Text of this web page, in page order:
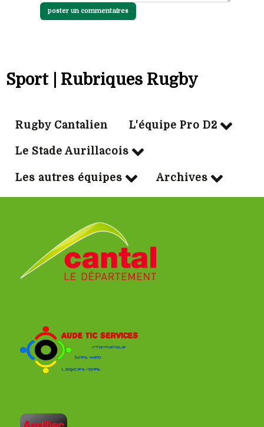
poster un commentaires
Sport | Rubriques Rugby
Rugby Cantalien L'équipe Pro D2
Le Stade Aurillacois
Les autres équipes Archives